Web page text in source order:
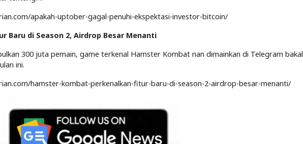
apakah-uptober-gagal-penuhi-ekspektasi-investor-bitcoin/
Baru di Season 2, Airdrop Besar Menanti
300 juta pemain, game terkenal Hamster Kombat nan dimainkan di Telegram bakal
ini.
hamster-kombat-perkenalkan-fitur-baru-di-season-2-airdrop-besar-menanti/